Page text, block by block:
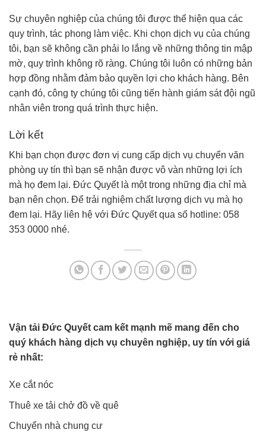
Sự chuyên nghiệp của chúng tôi được thể hiện qua các
quy trình, tác phong làm việc. Khi chọn dịch vụ của chúng
tôi, bạn sẽ không cần phải lo lắng về những thông tin mập
mờ, quy trình không rõ ràng. Chúng tôi luôn có những bản
hợp đồng nhằm đảm bảo quyền lợi cho khách hàng. Bên
cạnh đó, công ty chúng tôi cũng tiến hành giám sát đội ngũ
nhân viên trong quá trình thực hiện.
Lời kết
Khi bạn chọn được đơn vị cung cấp dịch vụ chuyển văn
phòng uy tín thì bạn sẽ nhận được vô vàn những lợi ích
mà họ đem lại. Đức Quyết là một trong những địa chỉ mà
bạn nên chọn. Để trải nghiệm chất lượng dịch vụ mà họ
đem lại. Hãy liên hệ với Đức Quyết qua số hotline: 058
353 0000 nhé.
Vận tải Đức Quyết cam kết mạnh mẽ mang đến cho
quý khách hàng dịch vụ chuyên nghiệp, uy tín với giá
rẻ nhất:
Xe cắt nóc
Thuê xe tải chở đồ về quê
Chuyển nhà chung cư